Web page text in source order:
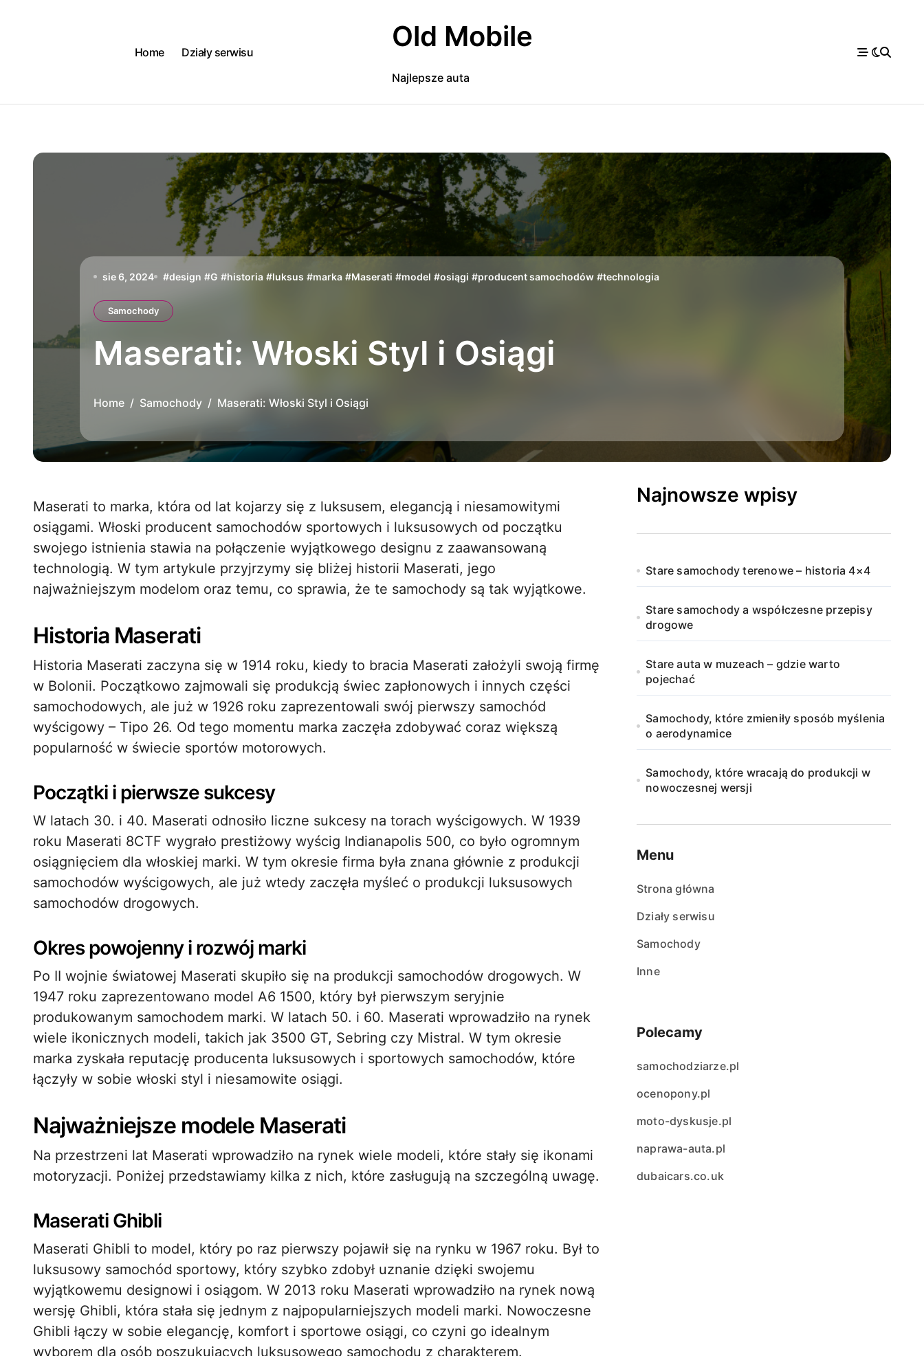
Home
Działy serwisu Old Mobile
Najlepsze auta
sie 6, 2024 #design #G #historia #luksus #marka #Maserati #model #osiągi #producent samochodów #technologia
Samochody
Maserati: Włoski Styl i Osiągi
Home Samochody Maserati: Włoski Styl i Osiągi
Maserati to marka, która od lat kojarzy się z luksusem, elegancją i niesamowitymi
osiągami. Włoski producent samochodów sportowych i luksusowych od początku
swojego istnienia stawia na połączenie wyjątkowego designu z zaawansowaną
technologią. W tym artykule przyjrzymy się bliżej historii Maserati, jego
najważniejszym modelom oraz temu, co sprawia, że te samochody są tak wyjątkowe.
Historia Maserati
Historia Maserati zaczyna się w 1914 roku, kiedy to bracia Maserati założyli swoją firmę
w Bolonii. Początkowo zajmowali się produkcją świec zapłonowych i innych części
samochodowych, ale już w 1926 roku zaprezentowali swój pierwszy samochód
wyścigowy – Tipo 26. Od tego momentu marka zaczęła zdobywać coraz większą
popularność w świecie sportów motorowych.
Początki i pierwsze sukcesy
W latach 30. i 40. Maserati odnosiło liczne sukcesy na torach wyścigowych. W 1939
roku Maserati 8CTF wygrało prestiżowy wyścig Indianapolis 500, co było ogromnym
osiągnięciem dla włoskiej marki. W tym okresie firma była znana głównie z produkcji
samochodów wyścigowych, ale już wtedy zaczęła myśleć o produkcji luksusowych
samochodów drogowych.
Okres powojenny i rozwój marki
Po II wojnie światowej Maserati skupiło się na produkcji samochodów drogowych. W
1947 roku zaprezentowano model A6 1500, który był pierwszym seryjnie
produkowanym samochodem marki. W latach 50. i 60. Maserati wprowadziło na rynek
wiele ikonicznych modeli, takich jak 3500 GT, Sebring czy Mistral. W tym okresie
marka zyskała reputację producenta luksusowych i sportowych samochodów, które
łączyły w sobie włoski styl i niesamowite osiągi.
Najważniejsze modele Maserati
Na przestrzeni lat Maserati wprowadziło na rynek wiele modeli, które stały się ikonami
motoryzacji. Poniżej przedstawiamy kilka z nich, które zasługują na szczególną uwagę.
Maserati Ghibli
Maserati Ghibli to model, który po raz pierwszy pojawił się na rynku w 1967 roku. Był to
luksusowy samochód sportowy, który szybko zdobył uznanie dzięki swojemu
wyjątkowemu designowi i osiągom. W 2013 roku Maserati wprowadziło na rynek nową
wersję Ghibli, która stała się jednym z najpopularniejszych modeli marki. Nowoczesne
Ghibli łączy w sobie elegancję, komfort i sportowe osiągi, co czyni go idealnym
wyborem dla osób poszukujących luksusowego samochodu z charakterem.
Najnowsze wpisy
Stare samochody terenowe – historia 4×4
Stare samochody a współczesne przepisy
drogowe
Stare auta w muzeach – gdzie warto
pojechać
Samochody, które zmieniły sposób myślenia
o aerodynamice
Samochody, które wracają do produkcji w
nowoczesnej wersji
Menu
Strona główna
Działy serwisu
Samochody
Inne
Polecamy
samochodziarze.pl
ocenopony.pl
moto-dyskusje.pl
naprawa-auta.pl
dubaicars.co.uk